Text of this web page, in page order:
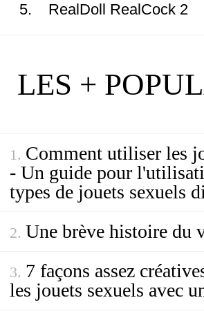
RealDoll RealCock 2
LES +
Comment utiliser les
- Un guide pour
types de jouets sexuels
Une brève histoire du
7 façons assez
les jouets sexuels avec